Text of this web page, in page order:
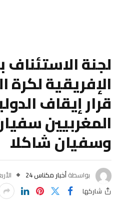
لجنة الاستئناف
الإفريقية
قرار إيقاف
المغربيين
وسفيان شاكلا
بواسطةأخبار مكناس 24 الأربعاء،
شاركها